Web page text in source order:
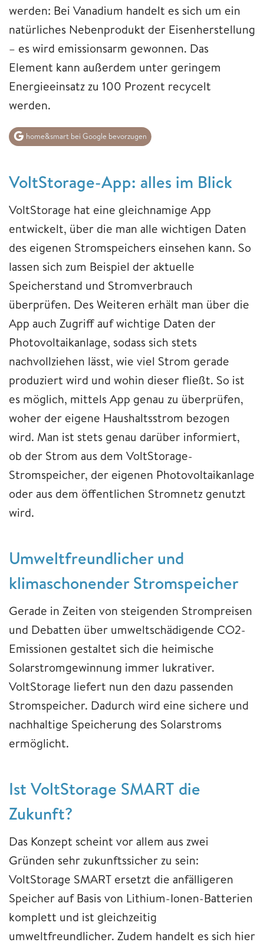
werden: Bei Vanadium handelt es sich um ein
natürliches Nebenprodukt der Eisenherstellung
– es wird emissionsarm gewonnen. Das
Element kann außerdem unter geringem
Energieeinsatz zu 100 Prozent recycelt
werden.
home&smart bei Google bevorzugen
VoltStorage-App: alles im Blick
VoltStorage hat eine gleichnamige App
entwickelt, über die man alle wichtigen Daten
des eigenen Stromspeichers einsehen kann. So
lassen sich zum Beispiel der aktuelle
Speicherstand und Stromverbrauch
überprüfen. Des Weiteren erhält man über die
App auch Zugriff auf wichtige Daten der
Photovoltaikanlage, sodass sich stets
nachvollziehen lässt, wie viel Strom gerade
produziert wird und wohin dieser fließt. So ist
es möglich, mittels App genau zu überprüfen,
woher der eigene Haushaltsstrom bezogen
wird. Man ist stets genau darüber informiert,
ob der Strom aus dem VoltStorage-
Stromspeicher, der eigenen Photovoltaikanlage
oder aus dem öffentlichen Stromnetz genutzt
wird.
Umweltfreundlicher und
klimaschonender Stromspeicher
Gerade in Zeiten von steigenden Strompreisen
und Debatten über umweltschädigende CO2-
Emissionen gestaltet sich die heimische
Solarstromgewinnung immer lukrativer.
VoltStorage liefert nun den dazu passenden
Stromspeicher. Dadurch wird eine sichere und
nachhaltige Speicherung des Solarstroms
ermöglicht.
Ist VoltStorage SMART die
Zukunft?
Das Konzept scheint vor allem aus zwei
Gründen sehr zukunftssicher zu sein:
VoltStorage SMART ersetzt die anfälligeren
Speicher auf Basis von Lithium-Ionen-Batterien
komplett und ist gleichzeitig
umweltfreundlicher. Zudem handelt es sich hier